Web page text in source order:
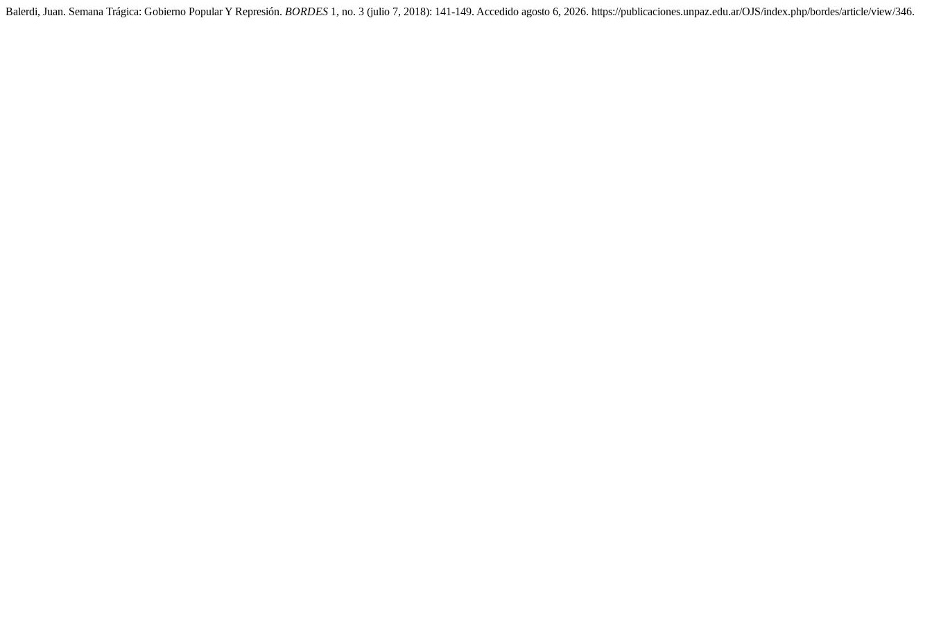
Balerdi, Juan. Semana Trágica: Gobierno Popular Y Represión. BORDES 1, no. 3 (julio 7, 2018): 141-149. Accedido agosto 6, 2026. https://publicaciones.unpaz.edu.ar/OJS/index.php/bordes/article/view/346.